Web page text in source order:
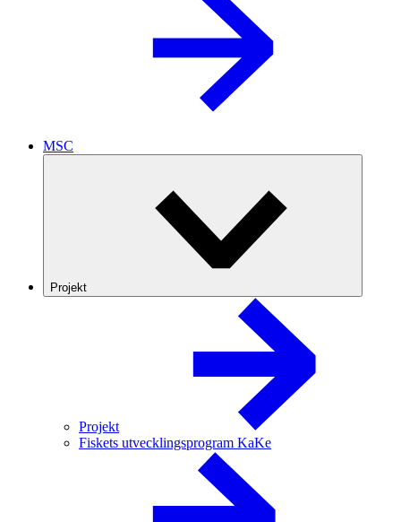
MSC
Projekt
Projekt
Fiskets utvecklingsprogram KaKe